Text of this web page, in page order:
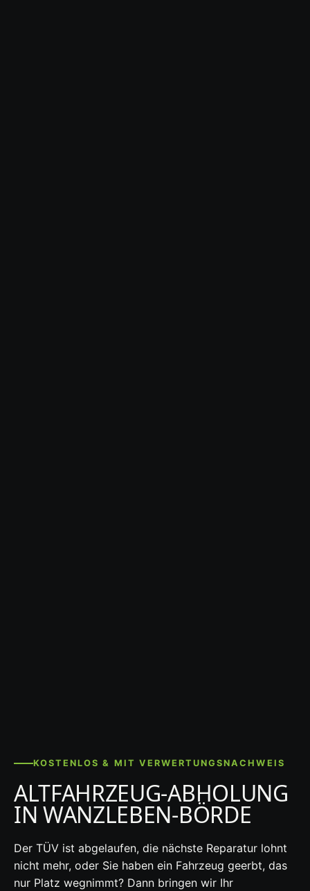
KOSTENLOS & MIT VERWERTUNGSNACHWEIS
ALTFAHRZEUG-ABHOLUNG
IN WANZLEBEN-BÖRDE
Der TÜV ist abgelaufen, die nächste Reparatur lohnt
nicht mehr, oder Sie haben ein Fahrzeug geerbt, das
nur Platz wegnimmt? Dann bringen wir Ihr